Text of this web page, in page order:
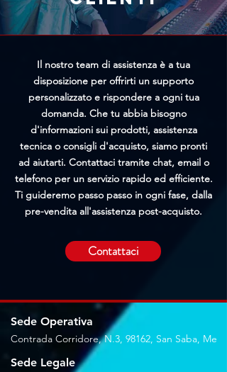
l'elaborazione prima della
spedizione.
Il nostro team di assistenza è a tua
disposizione per offrirti un supporto
personalizzato e rispondere a ogni tua
domanda. Che tu abbia bisogno
d'informazioni sui prodotti, assistenza
tecnica o consigli d'acquisto, siamo pronti
ad aiutarti. Contattaci tramite chat, email o
telefono per un servizio rapido ed efficiente.
Ti guideremo passo passo in ogni fase, dalla
pre-vendita all'assistenza post-acquisto.
Contattaci
Sede Operativa
Contrada Corridore, N.3, 98162, San Saba, Me
Sede Legale